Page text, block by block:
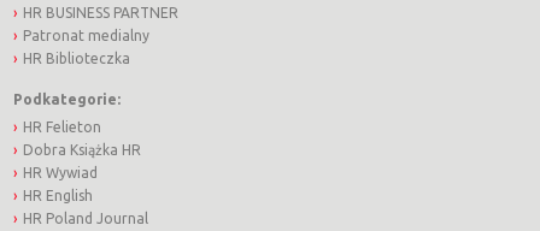
HR BUSINESS PARTNER
Patronat medialny
HR Biblioteczka
Podkategorie:
HR Felieton
Dobra Książka HR
HR Wywiad
HR English
HR Poland Journal